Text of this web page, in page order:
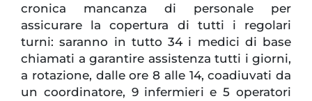
cronica mancanza di personale per
assicurare la copertura di tutti i regolari
turni: saranno in tutto 34 i medici di base
chiamati a garantire assistenza tutti i giorni,
a rotazione, dalle ore 8 alle 14, coadiuvati da
un coordinatore, 9 infermieri e 5 operatori